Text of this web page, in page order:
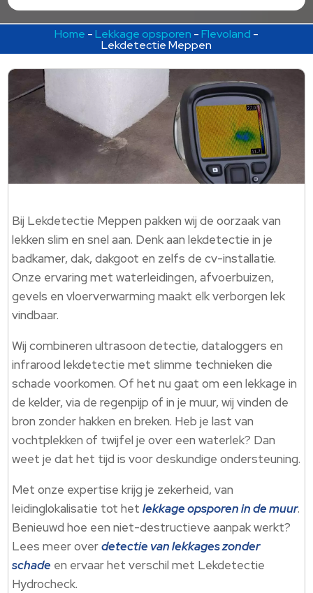
Home -Lekkage opsporen -Flevoland -
Lekdetectie Meppen
Bij Lekdetectie Meppen pakken wij de oorzaak van
lekken slim en snel aan. Denk aan lekdetectie in je
badkamer, dak, dakgoot en zelfs de cv-installatie.
Onze ervaring met waterleidingen, afvoerbuizen,
gevels en vloerverwarming maakt elk verborgen lek
vindbaar.
Wij combineren ultrasoon detectie, dataloggers en
infrarood lekdetectie met slimme technieken die
schade voorkomen. Of het nu gaat om een lekkage in
de kelder, via de regenpijp of in je muur, wij vinden de
bron zonder hakken en breken. Heb je last van
vochtplekken of twijfel je over een waterlek? Dan
weet je dat het tijd is voor deskundige ondersteuning.
Met onze expertise krijg je zekerheid, van
leidinglokalisatie tot hetlekkage opsporen in de muur.
Benieuwd hoe een niet-destructieve aanpak werkt?
Lees meer overdetectie van lekkages zonder
schade en ervaar het verschil met Lekdetectie
Hydrocheck.